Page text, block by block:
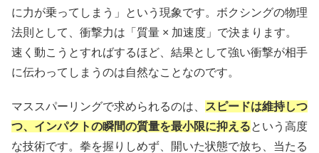
に力が乗ってしまう」という現象です。ボクシングの物理
法則として、衝撃力は「質量 × 加速度」で決まります。
速く動こうとすればするほど、結果として強い衝撃が相手
に伝わってしまうのは自然なことなのです。
マススパーリングで求められるのは、
スピードは維持しつ
つ、インパクトの瞬間の質量を最小限に抑えるという高度
な技術です。拳を握りしめず、開いた状態で放ち、当たる